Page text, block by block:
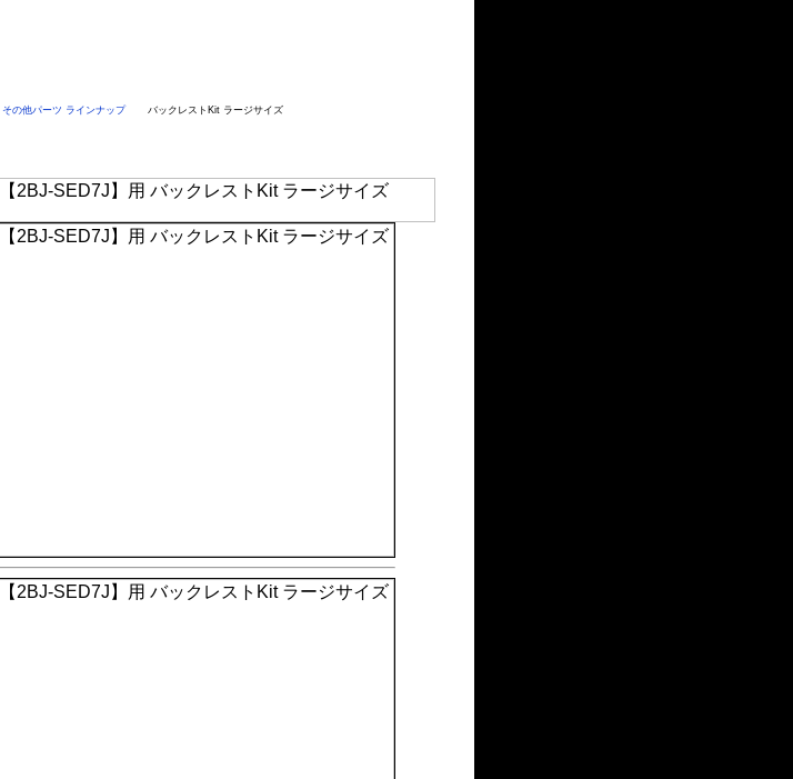
その他パーツ ラインナップ バックレストKit ラージサイズ